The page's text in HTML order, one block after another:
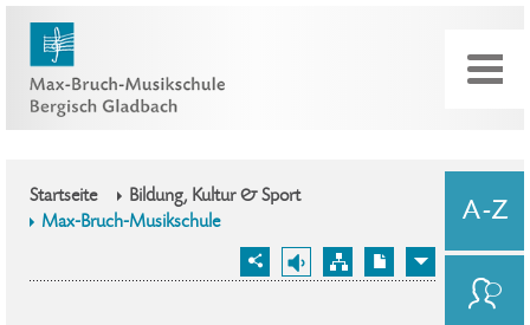
Startseite
Bildung, Kultur & Sport
Max-Bruch-Musikschule